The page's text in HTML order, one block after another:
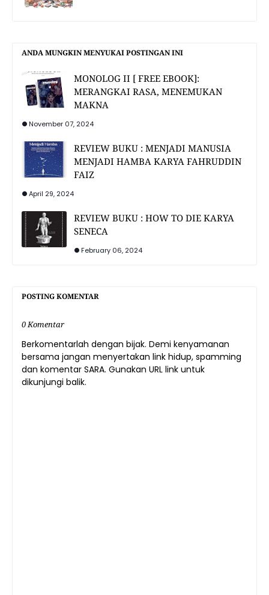
ANDA MUNGKIN MENYUKAI POSTINGAN INI
MONOLOG II [ FREE EBOOK]:
MERANGKAI RASA, MENEMUKAN
MAKNA
November 07, 2024
REVIEW BUKU : MENJADI MANUSIA
MENJADI HAMBA KARYA FAHRUDDIN
FAIZ
April 29, 2024
REVIEW BUKU : HOW TO DIE KARYA
SENECA
February 06, 2024
POSTING KOMENTAR
0 Komentar
Berkomentarlah dengan bijak. Demi kenyamanan
bersama jangan menyertakan link hidup, spamming
dan komentar SARA. Gunakan URL link untuk
dikunjungi balik.